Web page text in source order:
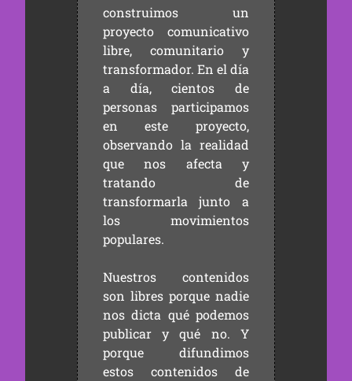
construimos un
proyecto comunicativo
libre, comunitario y
transformador. En el día
a día, cientos de
personas participamos
en este proyecto,
observando la realidad
que nos afecta y
tratando de
transformarla junto a
los movimientos
populares.
Nuestros contenidos
son libres porque nadie
nos dicta qué podemos
publicar y qué no. Y
porque difundimos
estos contenidos de